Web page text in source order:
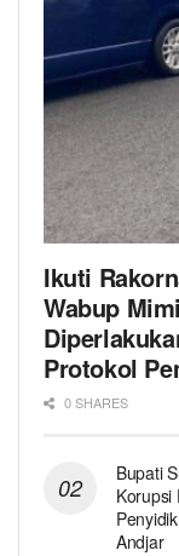
Ikuti
Wabup
Protokol
0 SHARES
Bupati
Korupsi
Andjar